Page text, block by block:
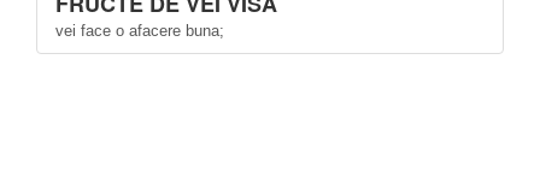
vei face o afacere buna;